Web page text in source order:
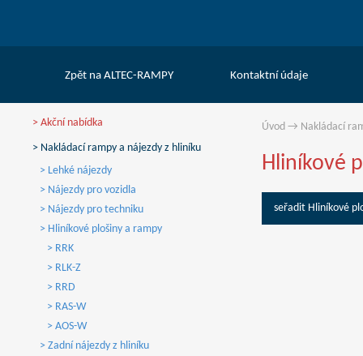
Zpět na ALTEC-RAMPY Kontaktní údaje
> Akční nabídka
> Nakládací rampy a nájezdy z hliníku
> Lehké nájezdy
> Nájezdy pro vozidla
> Nájezdy pro techniku
> Hliníkové plošiny a rampy
> RRK
> RLK-Z
> RRD
> RAS-W
> AOS-W
> Zadní nájezdy z hliníku
Úvod→ Nakládací
Hliníkové
seřadit Hliníkové